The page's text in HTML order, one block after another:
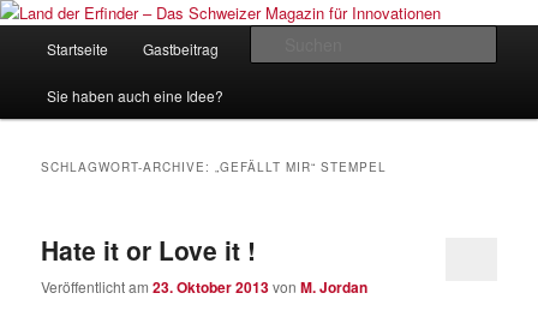
Zum
wechseln
Zum
wechselnLand der Erfinder – Das Schweizer
Startseite Gastbeitrag
Sie haben auch eine Idee?
SCHLAGWORT-ARCHIVE:„GEFÄLLT MIR“ STEMPEL
Hate it or Love it !
Veröffentlicht am23. Oktober 2013vonM. Jordan